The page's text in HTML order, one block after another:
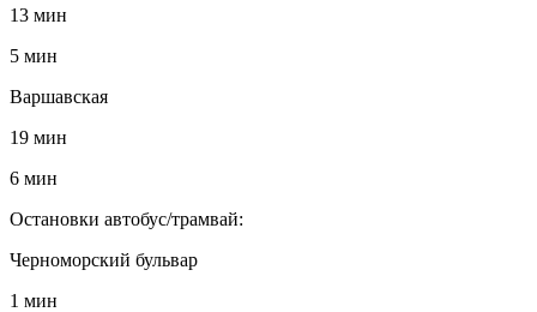
13 мин
5 мин
Варшавская
19 мин
6 мин
Остановки автобус/трамвай:
Черноморский бульвар
1 мин